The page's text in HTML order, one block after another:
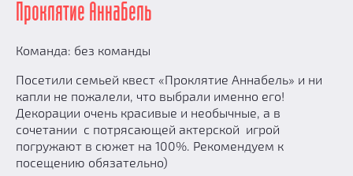
Проклятие Аннабель
Команда: без команды
Посетили семьей квест «Проклятие Аннабель» и ни
капли не пожалели, что выбрали именно его!
Декорации очень красивые и необычные, а в
сочетании с потрясающей актерской игрой
погружают в сюжет на 100%. Рекомендуем к
посещению обязательно)